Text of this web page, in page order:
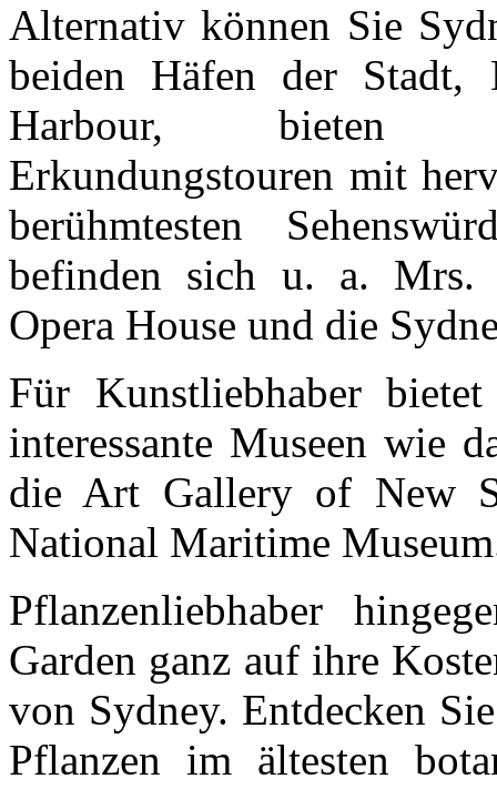
Alternativ können Sie
beiden Häfen der Stadt,
Harbour, bieten
Erkundungstouren mit
berühmtesten
befinden sich u. a. Mrs.
Opera House und die
Für Kunstliebhaber
interessante Museen wie
die Art Gallery of New
National Maritime
Pflanzenliebhaber
Garden ganz auf ihre
von Sydney. Entdecken
Pflanzen im ältesten